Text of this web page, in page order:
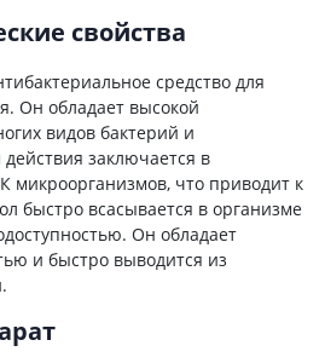
свойства
средство для
Он обладает высокой
видов бактерий и
заключается в
микроорганизмов, что приводит к
быстро всасывается в организме
Он обладает
и быстро выводится из